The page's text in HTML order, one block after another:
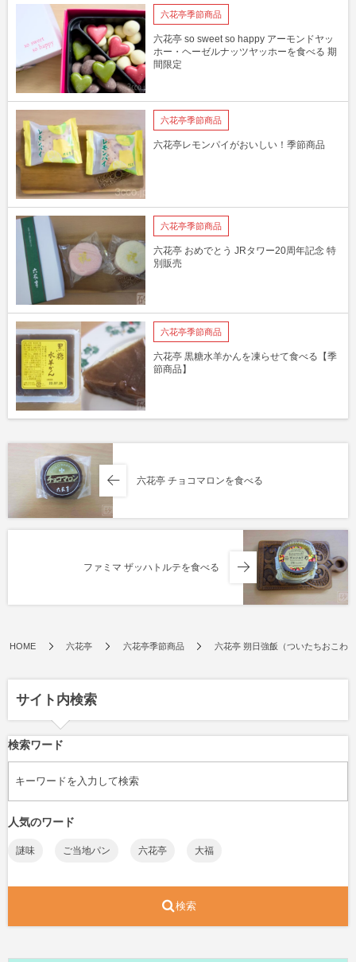
六花亭季節商品
六花亭 so sweet so happy アーモンドヤッ
ホー・ヘーゼルナッツヤッホーを食べる 期
間限定
六花亭季節商品
六花亭レモンパイがおいしい！季節商品
六花亭季節商品
六花亭 おめでとう JRタワー20周年記念 特
別販売
六花亭季節商品
六花亭 黒糖水羊かんを凍らせて食べる【季
節商品】
六花亭 チョコマロンを食べる
ファミマ ザッハトルテを食べる
HOME 六花亭 六花亭季節商品 六花亭 朔日強飯（ついたちおこわ
サイト内検索
検索ワード
人気のワード
謎味 ご当地パン 六花亭 大福
検索